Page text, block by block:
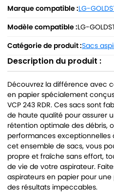
Marque compatible :LG-
Modèle compatible :LG-
Catégorie de produit :Sacs
Description du produit :
Découvrez la différence avec
en papier spécialement conçus
VCP 243 RDR. Ces sacs sont
de haute qualité pour assurer
rétention optimale des débris,
performances exceptionnelles
cet ensemble de sacs, vous
propre et fraîche sans effort,
de vie de votre aspirateur.
aspirateurs en papier pour
des résultats impeccables.